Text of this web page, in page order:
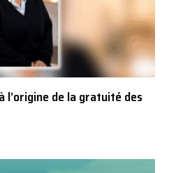
l’origine de la gratuité des